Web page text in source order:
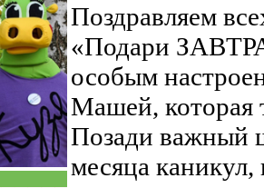
Поздравляем
«Подари
особым
Машей, которая
Позади важный
месяца